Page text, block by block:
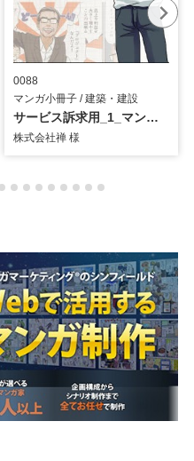
0088
マンガ小冊子 / 建築・建設
サービス訴求用_1_マンガ小冊子
株式会社禅 様